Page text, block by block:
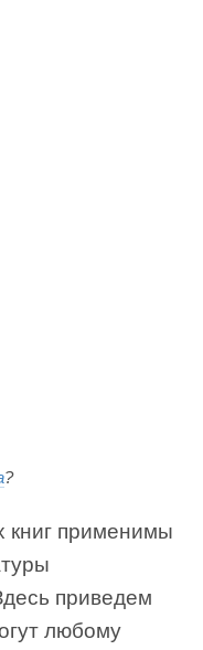
?
книг применимы
приведем
любому